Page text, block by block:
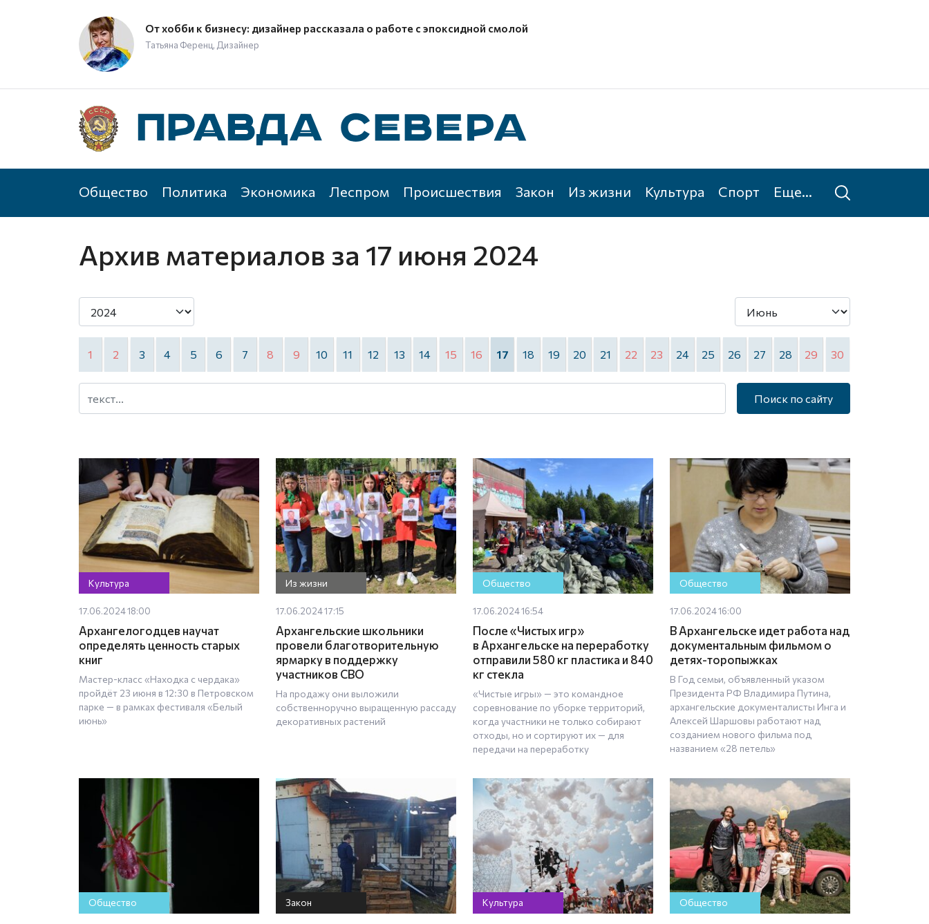
От хобби к бизнесу: дизайнер рассказала о работе с эпоксидной смолой
Татьяна Ференц, Дизайнер
Общество Политика Экономика Леспром Происшествия Закон Из жизни Культура Спорт Еще...
Архив материалов за 17 июня 2024
1 2 3 4 5 6 7 8 9 10 11 12 13 14 15 16 17 18 19 20 21 22 23 24 25 26 27 28 29 30
Поиск по сайту
Культура
17.06.2024 18:00
Архангелогодцев научат
определять ценность старых
книг
Мастер-класс «Находка с чердака»
пройдёт 23 июня в 12:30 в Петровском
парке — в рамках фестиваля «Белый
июнь»
Из жизни
17.06.2024 17:15
Архангельские школьники
провели благотворительную
ярмарку в поддержку
участников СВО
На продажу они выложили
собственноручно выращенную рассаду
декоративных растений
Общество
17.06.2024 16:54
После «Чистых игр»
в Архангельске на переработку
отправили 580 кг пластика и 840
кг стекла
«Чистые игры» — это командное
соревнование по уборке территорий,
когда участники не только собирают
отходы, но и сортируют их — для
передачи на переработку
Общество
17.06.2024 16:00
В Архангельске идет работа над
документальным фильмом о
детях-торопыжках
В Год семьи, объявленный указом
Президента РФ Владимира Путина,
архангельские документалисты Инга и
Алексей Шаршовы работают над
созданием нового фильма под
названием «28 петель»
Общество Закон Культура Общество